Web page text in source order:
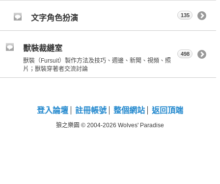
文字角色扮演 135
獸裝裁縫室
獸裝（Fursuit）製作方法及技巧、週邊、新聞、視頻、照
片；獸裝穿著者交流討論
498
登入論壇 註冊帳號 整個網站 返回頂端
狼之樂園 © 2004-2026 Wolves' Paradise